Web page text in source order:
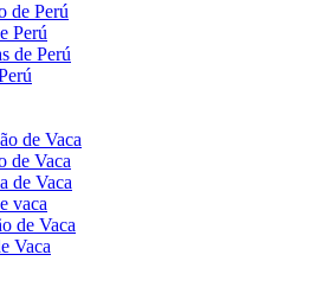
de Perú
Perú
de Perú
de Vaca
de Vaca
de Vaca
vaca
de Vaca
Vaca